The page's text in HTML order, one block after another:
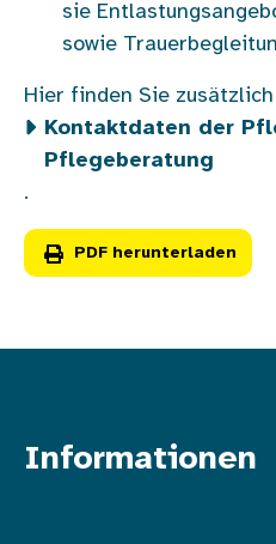
sie
sowie
Hier finden Sie
Kontaktdaten der
Pflegeberatung
.
PDF herunterladen
Informationen